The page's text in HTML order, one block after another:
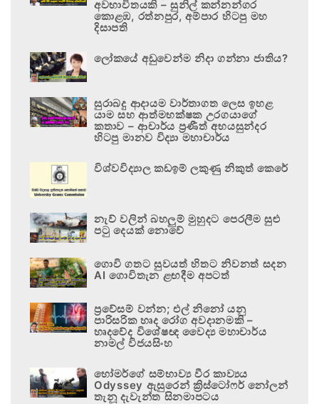
අවභාවිතයකි – සුනිල් කන්නන්ගර
කොළඹ, රත්නපුර, අම්පාර හිටපු මහ
දිසාපති
ලෝකයේ අඩුවෙන්ම නිදා ගන්නා ජාතිය?
සුරාබදු ආදායම වාර්තාගත ලෙස ඉහළ
යාම සහ ආත්මභක්ෂක උරගයාගේ
කතාව – ආචාර්ය ප්‍රණීත් අභයසුන්දර
හිටපු මානව විද්‍යා මහාචාර්ය
විශ්වවිද්‍යාල කඩඉම් ලකුණු නිකුත් කෙරේ
නැව් වලින් බහලුම් මුහුදට පෙරලීම සුළු
පටු දෙයක් නොවේ
ගොවි ගතට සුවයත් හිතට නිවනත් සදන
AI ගොවිතැන ළඟදීම අපටත්
ප්‍රවේසම් වන්න; එල් නිනෝ යනු
පාරිසරික හෘද රෝග අවදානමකි –
හෘදවේද විශේෂඥ වෛද්‍ය මහාචාර්ය
නාමල් විජයසිංහ
හෝමර්ගේ සම්භාව්‍ය වීර කාව්‍යය
Odyssey ඇසුරෙන් ක්‍රිස්ටෝෆර් නෝලන්
තැනූ දැවැන්ත සිනමාපටය